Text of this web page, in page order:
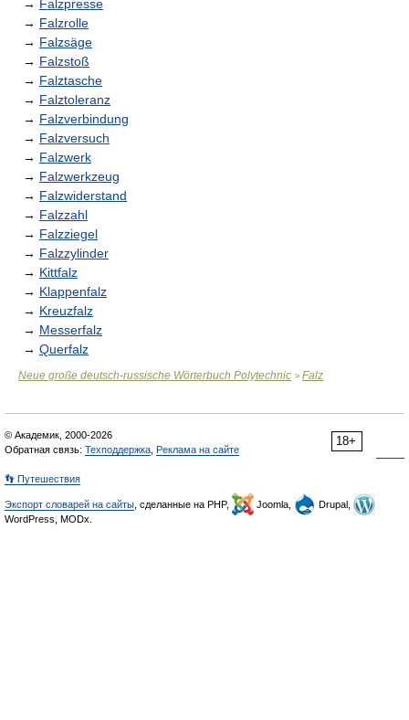
→ Falzpresse
→ Falzrolle
→ Falzsäge
→ Falzstoß
→ Falztasche
→ Falztoleranz
→ Falzverbindung
→ Falzversuch
→ Falzwerk
→ Falzwerkzeug
→ Falzwiderstand
→ Falzzahl
→ Falzziegel
→ Falzzylinder
→ Kittfalz
→ Klappenfalz
→ Kreuzfalz
→ Messerfalz
→ Querfalz
Neue große deutsch-russische Wörterbuch Polytechnic > Falz
18+
© Академик, 2000-2026
Обратная связь: Техподдержка Реклама на сайте
👣 Путешествия
Экспорт словарей на сайты , сделанные на PHP, Joomla,
Drupal,
WordPress, MODx.